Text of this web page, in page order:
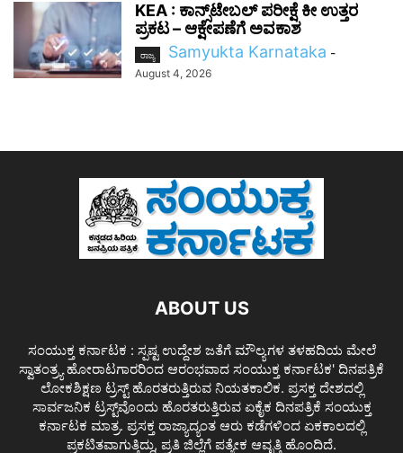
KEA : ಕಾನ್ಸ್‌ಟೇಬಲ್ ಪರೀಕ್ಷೆ ಕೀ ಉತ್ತರ
ಪ್ರಕಟ – ಆಕ್ಷೇಪಣೆಗೆ ಅವಕಾಶ
ರಾಜ್ಯ Samyukta Karnataka -
August 4, 2026
ABOUT US
ಸಂಯುಕ್ತ ಕರ್ನಾಟಕ : ಸ್ಪಷ್ಟ ಉದ್ದೇಶ ಜತೆಗೆ ಮೌಲ್ಯಗಳ ತಳಹದಿಯ ಮೇಲೆ
ಸ್ವಾತಂತ್ರ್ಯ ಹೋರಾಟಗಾರರಿಂದ ಆರಂಭವಾದ ಸಂಯುಕ್ತ ಕರ್ನಾಟಕ' ದಿನಪತ್ರಿಕೆ
ಲೋಕಶಿಕ್ಷಣ ಟ್ರಸ್ಟ್ ಹೊರತರುತ್ತಿರುವ ನಿಯತಕಾಲಿಕ. ಪ್ರಸಕ್ತ ದೇಶದಲ್ಲಿ
ಸಾರ್ವಜನಿಕ ಟ್ರಸ್ಟ್‌ವೊಂದು ಹೊರತರುತ್ತಿರುವ ಏಕೈಕ ದಿನಪತ್ರಿಕೆ ಸಂಯುಕ್ತ
ಕರ್ನಾಟಕ ಮಾತ್ರ. ಪ್ರಸಕ್ತ ರಾಜ್ಯಾದ್ಯಂತ ಆರು ಕಡೆಗಳಿಂದ ಏಕಕಾಲದಲ್ಲಿ
ಪ್ರಕಟಿತವಾಗುತ್ತಿದ್ದು, ಪ್ರತಿ ಜಿಲ್ಲೆಗೆ ಪತ್ಯೇಕ ಆವೃತ್ತಿ ಹೊಂದಿದೆ.